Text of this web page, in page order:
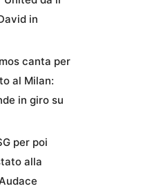
in
canta per
al Milan:
in giro su
per poi
alla